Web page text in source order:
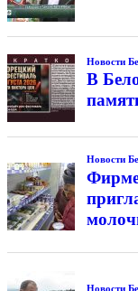
Новости
В
Новости
Новости